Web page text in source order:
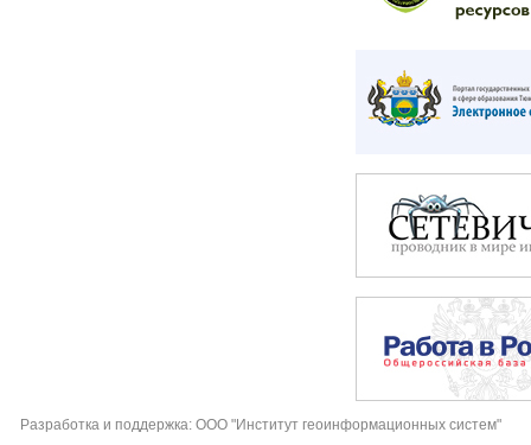
Разработка и поддержка: ООО "Институт геоинформационных систем"